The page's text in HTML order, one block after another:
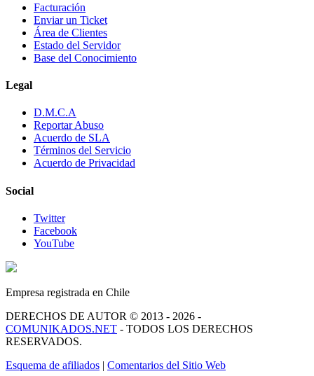
Facturación
Enviar un Ticket
Área de Clientes
Estado del Servidor
Base del Conocimiento
Legal
D.M.C.A
Reportar Abuso
Acuerdo de SLA
Términos del Servicio
Acuerdo de Privacidad
Social
Twitter
Facebook
YouTube
Empresa registrada en Chile
DERECHOS DE AUTOR © 2013 - 2026 -
COMUNIKADOS.NET - TODOS LOS DERECHOS
RESERVADOS.
Esquema de afiliados | Comentarios del Sitio Web